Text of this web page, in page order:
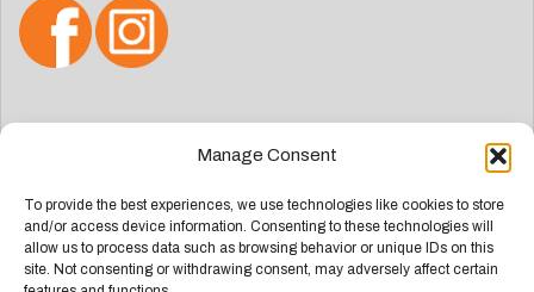
Manage Consent
To provide the best experiences, we use technologies like cookies to store
and/or access device information. Consenting to these technologies will
allow us to process data such as browsing behavior or unique IDs on this
site. Not consenting or withdrawing consent, may adversely affect certain